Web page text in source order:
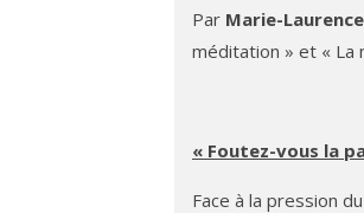
Par Marie-
méditation » et « La
« Foutez-vous la
Face à la pression